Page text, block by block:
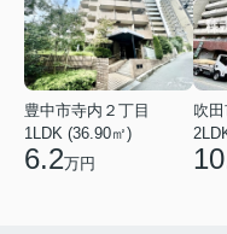
豊中市寺内２丁目
1LDK (36.90㎡)
6.2万円
吹